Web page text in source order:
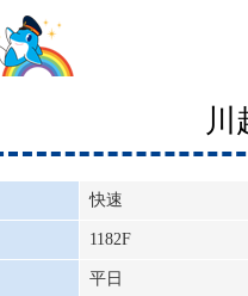
川
快速
1182F
平日